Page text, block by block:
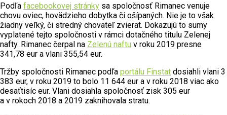
Podľa facebookovej stránky sa spoločnosť Rimanec venuje
chovu oviec, hovädzieho dobytka či ošípaných. Nie je to však
žiadny veľký, či stredný chovateľ zvierat. Dokazujú to sumy
vyplatené tejto spoločnosti v rámci dotačného titulu Zelenej
nafty. Rimanec čerpal na Zelenú naftu v roku 2019 presne
341,78 eur a vlani 355,54 eur.
Tržby spoločnosti Rimanec podľa portálu Finstat dosiahli vlani 3
383 eur, v roku 2019 to bolo 11 644 eur a v roku 2018 viac ako
desaťtisíc eur. Vlani dosiahla spoločnosť zisk 305 eur
a v rokoch 2018 a 2019 zaknihovala stratu.